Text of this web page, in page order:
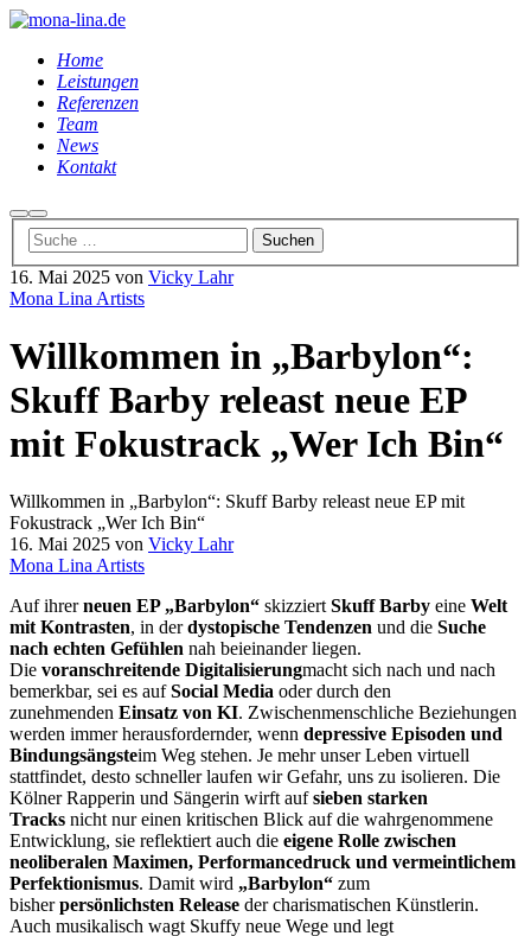
Home
Leistungen
Referenzen
Team
News
Kontakt
Suchen
Hauptmenü
16. Mai 2025 von Vicky Lahr
Mona Lina Artists
Willkommen in „Barbylon“:
Skuff Barby releast neue EP
mit Fokustrack „Wer Ich Bin“
Willkommen in „Barbylon“: Skuff Barby releast neue EP mit
Fokustrack „Wer Ich Bin“
16. Mai 2025 von Vicky Lahr
Mona Lina Artists
Auf ihrerneuen EP „Barbylon“ skizziertSkuff Barby eine Welt
mit Kontrasten, in derdystopische Tendenzen und die Suche
nach echten Gefühlen nah beieinander liegen.
Die voranschreitende Digitalisierungmacht sich nach und nach
bemerkbar, sei es aufSocial Media oder durch den
zunehmenden Einsatz von KI. Zwischenmenschliche Beziehungen
werden immer herausfordernder, wenn depressive Episoden und
Bindungsängsteim Weg stehen. Je mehr unser Leben virtuell
stattfindet, desto schneller laufen wir Gefahr, uns zu isolieren. Die
Kölner Rapperin und Sängerin wirft aufsieben starken
Tracks nicht nur einen kritischen Blick auf die wahrgenommene
Entwicklung, sie reflektiert auch die eigene Rolle zwischen
neoliberalen Maximen, Performancedruck und vermeintlichem
Perfektionismus. Damit wird „Barbylon“ zum
bisherpersönlichsten Release der charismatischen Künstlerin.
Auch musikalisch wagt Skuffy neue Wege und legt